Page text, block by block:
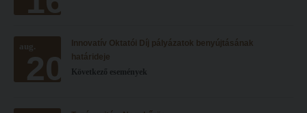
Határozatok
Történeti áttekintés
Hasznos linkek
Gyakorlati és Továbbképzési Intézet
Oktatóink
Szabályzatok
aug.
20
Innovatív Oktatói Díj pályázatok benyújtásának
határideje
Következő események